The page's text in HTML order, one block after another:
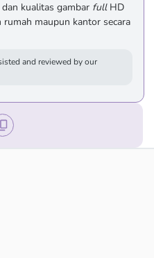
kualitas gambar fullHD
maupun kantor secara
and reviewed by our